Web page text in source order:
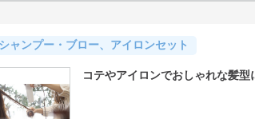
ャンプー・ブロー、アイロンセット
コテやアイロンでおしゃれな髪